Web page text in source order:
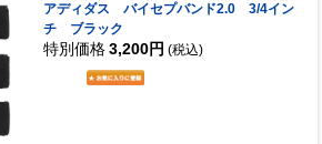
アディダス バイセプバンド2.0 3/4イン
チ ブラック
特別価格 3,200円 (税込)